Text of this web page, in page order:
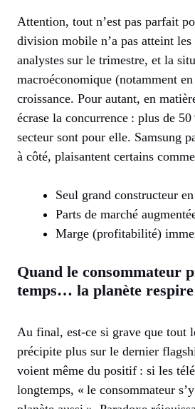
Attention, tout n’est pas parfait
division mobile n’a pas atteint les
analystes sur le trimestre, et la
macroéconomique (notamment
croissance. Pour autant, en
écrase la concurrence : plus de
secteur sont pour elle. Samsung
à côté, plaisantent certains
Seul grand constructeur
Parts de marché
Marge (profitabilité)
Quand le consommateur
temps… la planète
Au final, est-ce si grave que tout
précipite plus sur le dernier
voient même du positif : si les
longtemps, « le consommateur